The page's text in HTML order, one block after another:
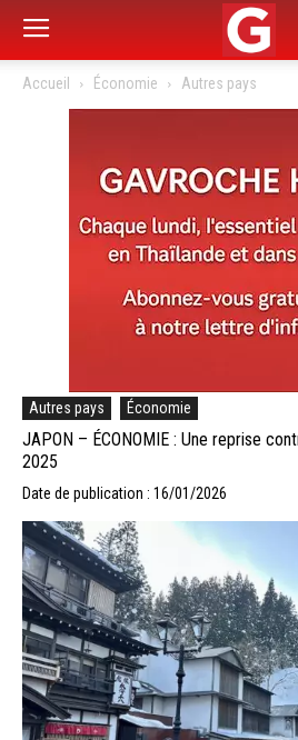
Accueil Économie Autres pays
Autres pays Économie
JAPON – ÉCONOMIE : Une reprise
2025
Date de publication : 16/01/2026